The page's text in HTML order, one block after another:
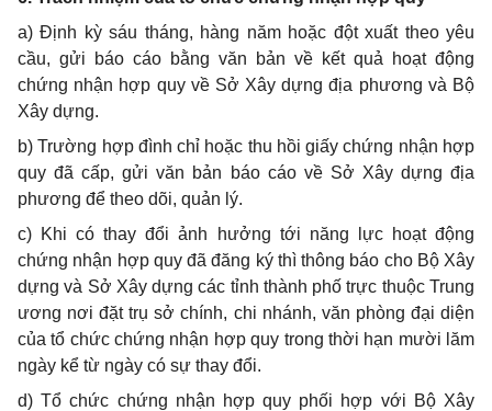
a) Định kỳ sáu tháng, hàng năm hoặc đột xuất theo yêu
cầu, gửi báo cáo bằng văn bản về kết quả hoạt động
chứng nhận hợp quy về Sở Xây dựng địa phương và Bộ
Xây dựng.
b) Trường hợp đình chỉ hoặc thu hồi giấy chứng nhận hợp
quy đã cấp, gửi văn bản báo cáo về Sở Xây dựng địa
phương để theo dõi, quản lý.
c) Khi có thay đổi ảnh hưởng tới năng lực hoạt động
chứng nhận hợp quy đã đăng ký thì thông báo cho Bộ Xây
dựng và Sở Xây dựng các tỉnh thành phố trực thuộc Trung
ương nơi đặt trụ sở chính, chi nhánh, văn phòng đại diện
của tổ chức chứng nhận hợp quy trong thời hạn mười lăm
ngày kể từ ngày có sự thay đổi.
d) Tổ chức chứng nhận hợp quy phối hợp với Bộ Xây